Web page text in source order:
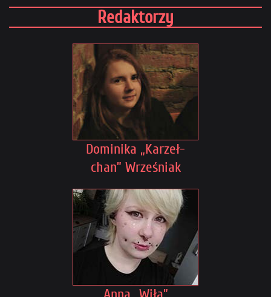
Redaktorzy
Dominika „Karzeł-
chan” Wrześniak